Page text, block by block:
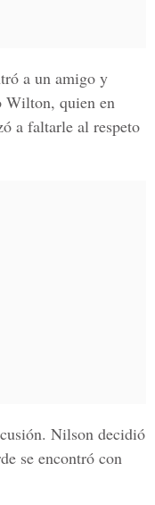
a un amigo y
Wilton, quien en
a faltarle al respeto
Nilson decidió
se encontró con